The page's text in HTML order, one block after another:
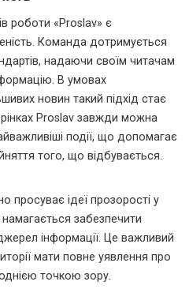
роботи «Proslav» є
Команда дотримується
надаючи своїм читачам
В умовах
новин такий підхід стає
Proslav завжди можна
події, що допомагає
того, що відбувається.
просуває ідеї прозорості у
забезпечити
інформації. Це важливий
мати повне уявлення про
точкою зору.